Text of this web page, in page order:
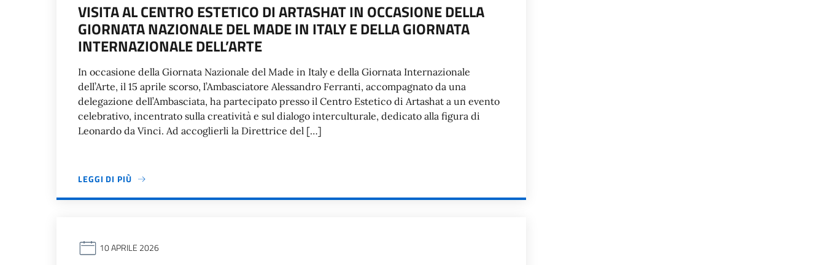
VISITA AL CENTRO ESTETICO DI ARTASHAT IN OCCASIONE DELLA
GIORNATA NAZIONALE DEL MADE IN ITALY E DELLA GIORNATA
INTERNAZIONALE DELL’ARTE
In occasione della Giornata Nazionale del Made in Italy e della Giornata Internazionale
dell’Arte, il 15 aprile scorso, l’Ambasciatore Alessandro Ferranti, accompagnato da una
delegazione dell’Ambasciata, ha partecipato presso il Centro Estetico di Artashat a un evento
celebrativo, incentrato sulla creatività e sul dialogo interculturale, dedicato alla figura di
Leonardo da Vinci. Ad accoglierli la Direttrice del […]
LEGGI DI PIÙ
10 APRILE 2026